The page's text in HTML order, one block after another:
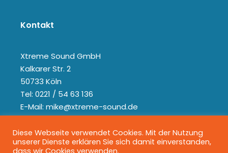
Kontakt
Xtreme Sound GmbH
Kalkarer Str. 2
50733 Köln
Tel: 0221 / 54 63 136
E-Mail: mike@xtreme-sound.de
Diese Webseite verwendet Cookies. Mit der Nutzung
unserer Dienste erklären Sie sich damit einverstanden,
dass wir Cookies verwenden.